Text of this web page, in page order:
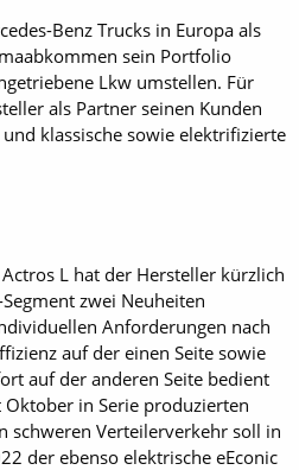
Benz Trucks in Europa als
sein Portfolio
Lkw umstellen. Für
als Partner seinen Kunden
klassische sowie elektrifizierte
L hat der Hersteller kürzlich
zwei Neuheiten
Anforderungen nach
auf der einen Seite sowie
auf der anderen Seite bedient
in Serie produzierten
schweren Verteilerverkehr soll in
der ebenso elektrische eEconic